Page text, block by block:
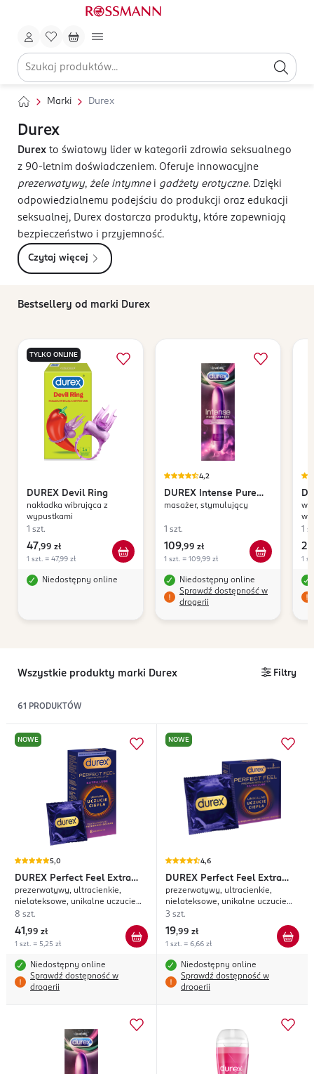
Marki Durex
Durex
Durex to światowy lider w kategorii zdrowia seksualnego
z 90-letnim doświadczeniem. Oferuje innowacyjne
prezerwatywy, żele intymnei gadżety erotyczne. Dzięki
odpowiedzialnemu podejściu do produkcji oraz edukacji
seksualnej, Durex dostarcza produkty, które zapewniają
bezpieczeństwo i przyjemność.
Czytaj więcej
Bestsellery od marki Durex
TYLKO ONLINE
DUREX Devil Ring
nakładka wibrująca z
wypustkami
1 szt.
47,99 zł
1 szt. = 47,99 zł
Niedostępny online
4,2
DUREX
Intense Pure
Fantasy
masażer, stymulujący
1 szt.
109,99 zł
1 szt. = 109,99 zł
Niedostępny online
Sprawdź dostępność w
drogerii
1
1
Wszystkie produkty marki Durex Filtry
61 PRODUKTÓW
NOWE
5,0
DUREX Perfect Feel Extra
Lube
prezerwatywy, ultracienkie,
nielateksowe, unikalne uczucie
ciepła, ekstra nawilżane
8 szt.
41 ,99 zł
1 szt. = 5,25 zł
Niedostępny online
Sprawdź dostępność w
drogerii
NOWE
4,6
DUREX Perfect Feel Extra
Lube
prezerwatywy, ultracienkie,
nielateksowe, unikalne uczucie
ciepła, ekstra nawilżane
3 szt.
19,99 zł
1 szt. = 6,66 zł
Niedostępny online
Sprawdź dostępność w
drogerii